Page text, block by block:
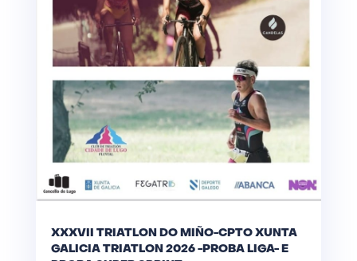
XXXVII TRIATLON DO MIÑO-CPTO XUNTA
GALICIA TRIATLON 2026 -PROBA LIGA- E